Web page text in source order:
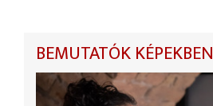
BEMUTATÓK KÉPEKBEN